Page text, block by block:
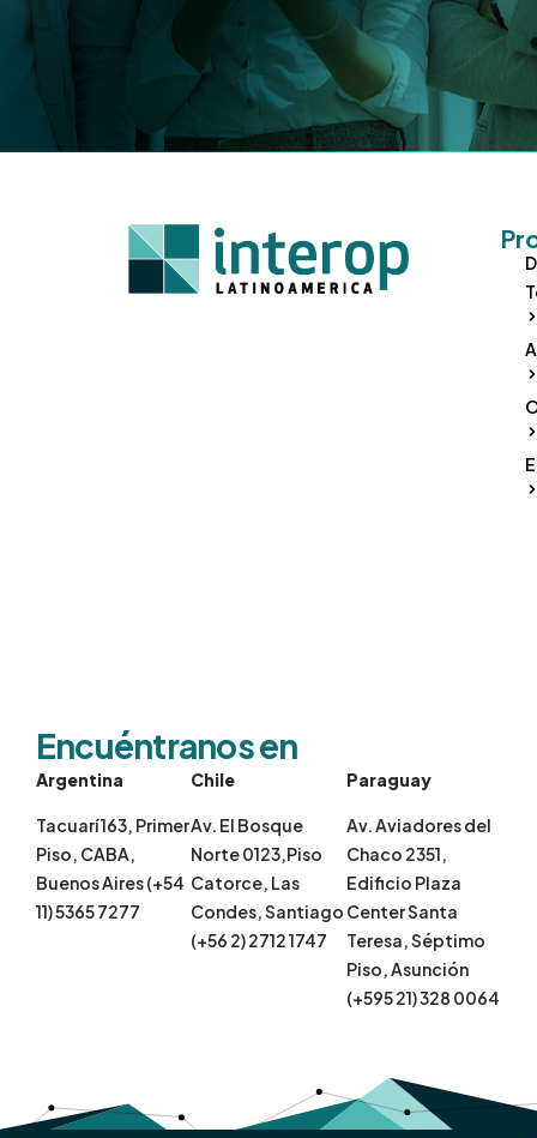
Encuéntranos en
Argentina
Tacuarí 163, Primer
Piso, CABA,
Buenos Aires (+54
11) 5365 7277
Chile
Av. El Bosque
Norte 0123,Piso
Catorce, Las
Condes, Santiago
(+56 2) 2712 1747
Paraguay
Av. Aviadores del
Chaco 2351,
Edificio Plaza
Center Santa
Teresa, Séptimo
Piso, Asunción
(+595 21) 328 0064